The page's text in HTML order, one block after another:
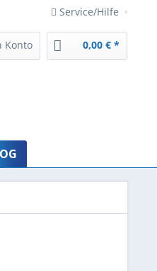
Service/Hilfe
Konto 0,00 € *